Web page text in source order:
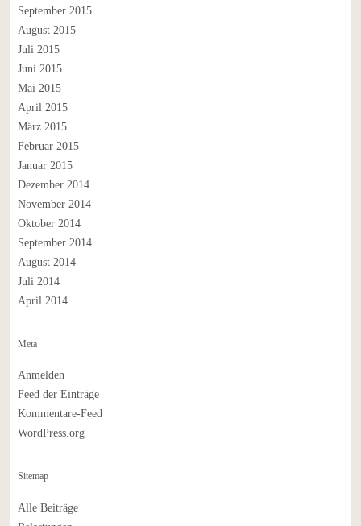
September 2015
August 2015
Juli 2015
Juni 2015
Mai 2015
April 2015
März 2015
Februar 2015
Januar 2015
Dezember 2014
November 2014
Oktober 2014
September 2014
August 2014
Juli 2014
April 2014
Meta
Anmelden
Feed der Einträge
Kommentare-Feed
WordPress.org
Sitemap
Alle Beiträge